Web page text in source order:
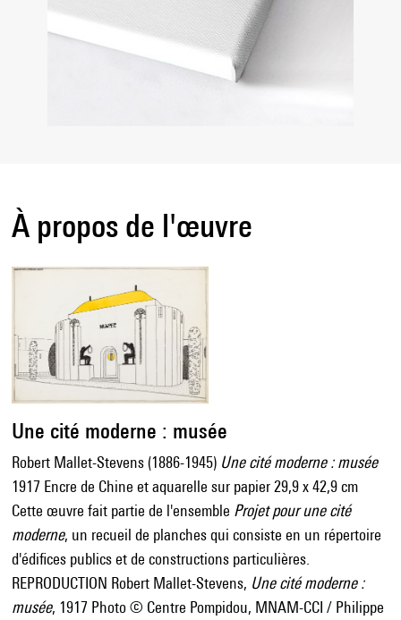
À propos de l'œuvre
Une cité moderne : musée
Robert Mallet-Stevens (1886-1945) Une cité moderne : musée
1917 Encre de Chine et aquarelle sur papier 29,9 x 42,9 cm
Cette œuvre fait partie de l'ensemble Projet pour une cité
moderne, un recueil de planches qui consiste en un répertoire
d'édifices publics et de constructions particulières.
REPRODUCTION Robert Mallet-Stevens, Une cité moderne :
musée, 1917 Photo © Centre Pompidou, MNAM-CCI / Philippe